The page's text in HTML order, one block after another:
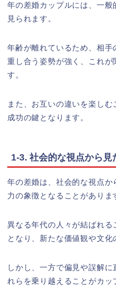
年の差婚カップルには、一般
見られます。
年齢が離れているため、相手
重し合う姿勢が強く、これが
す。
また、お互いの違いを楽しむ
成功の鍵となります。
1-3. 社会的な視点から見
年の差婚は、社会的な視点か
力の象徴となることがありま
異なる年代の人々が結ばれる
となり、新たな価値観や文化
しかし、一方で偏見や誤解に
れらを乗り越えることがカ